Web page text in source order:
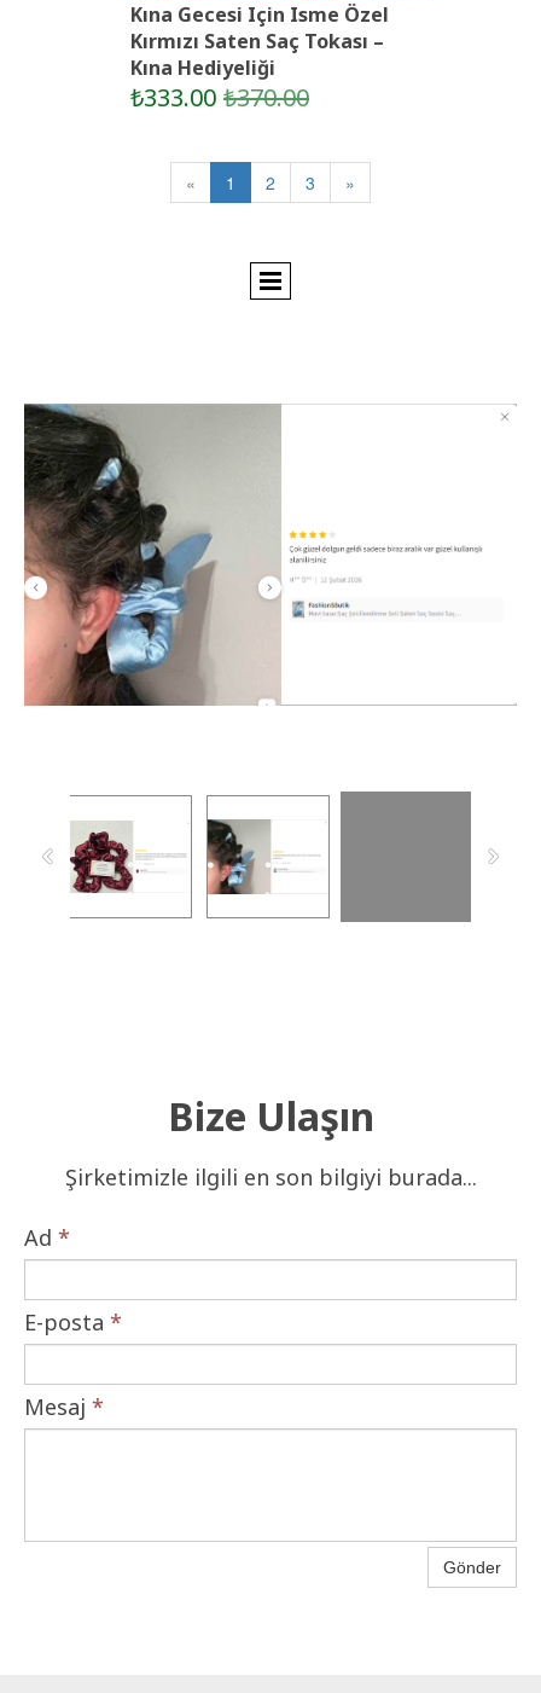
Kına Gecesi Için Isme Özel
Kırmızı Saten Saç Tokası –
Kına Hediyeliği
₺333.00 ₺370.00
« 1 2 3 »
Bize Ulaşın
Şirketimizle ilgili en son bilgiyi burada...
Ad *
E-posta *
Mesaj *
Gönder